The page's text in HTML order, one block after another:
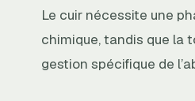
Le cuir nécessite une
chimique, tandis que la
gestion spécifique de